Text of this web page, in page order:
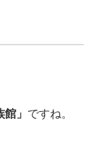
」 ですね。